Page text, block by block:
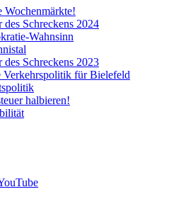
Wochenmärkte!
des Schreckens 2024
Wahnsinn
des Schreckens 2023
Verkehrspolitik für Bielefeld​​
halbieren!